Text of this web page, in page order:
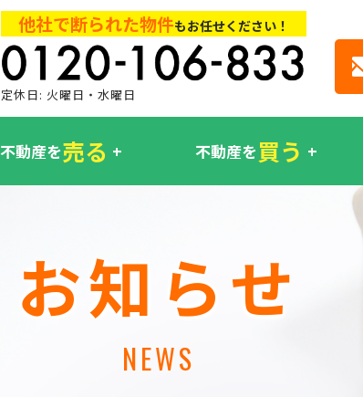
他社で断られた物件もお任せください！
定休日: 火曜日・水曜日
不動産を売る 不動産を買う
お知らせ
NEWS